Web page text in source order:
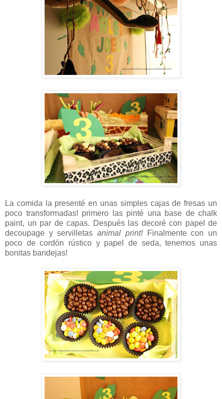
La comida la presenté en unas simples cajas de fresas un
poco transformadas! primero las pinté una base de chalk
paint, un par de capas. Después las decoré con papel de
decoupage y servilletasanimal print! Finalmente con un
poco de cordón rústico y papel de seda, tenemos unas
bonitas bandejas!